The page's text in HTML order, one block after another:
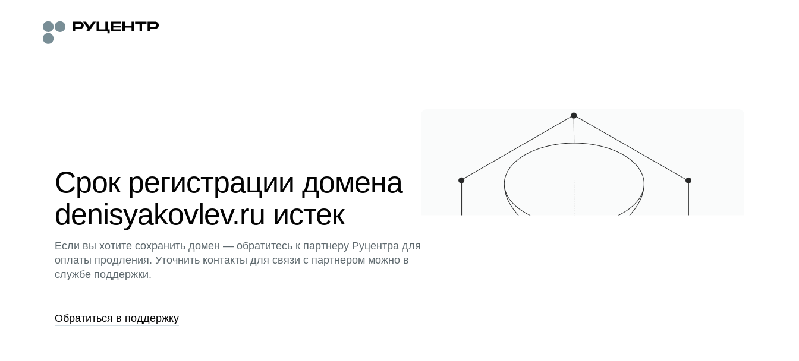
Срок регистрации домена
denisyakovlev.ru истек
Если вы хотите сохранить домен — обратитесь к партнеру Руцентра для
оплаты продления. Уточнить контакты для связи с партнером можно в
службе поддержки.
Обратиться в поддержку